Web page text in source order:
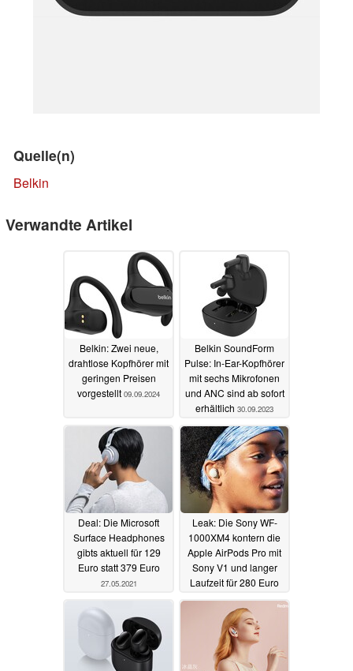
Quelle(n)
Belkin
Verwandte Artikel
Belkin: Zwei neue,
drahtlose Kopfhörer mit
geringen Preisen
vorgestellt 09.09.2024
Belkin SoundForm
Pulse: In-Ear-Kopfhörer
mit sechs Mikrofonen
und ANC sind ab sofort
erhältlich 30.09.2023
Deal: Die Microsoft
Surface Headphones
gibts aktuell für 129
Euro statt 379 Euro
27.05.2021
Leak: Die Sony WF-
1000XM4 kontern die
Apple AirPods Pro mit
Sony V1 und langer
Laufzeit für 280 Euro
27.05.2021